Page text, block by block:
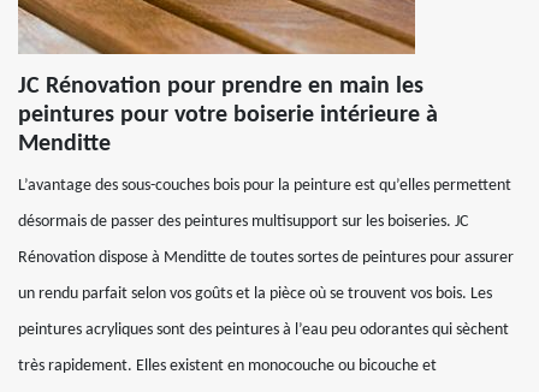
JC Rénovation pour prendre en main les
peintures pour votre boiserie intérieure à
Menditte
L’avantage des sous-couches bois pour la peinture est qu’elles permettent
désormais de passer des peintures multisupport sur les boiseries. JC
Rénovation dispose à Menditte de toutes sortes de peintures pour assurer
un rendu parfait selon vos goûts et la pièce où se trouvent vos bois. Les
peintures acryliques sont des peintures à l’eau peu odorantes qui sèchent
très rapidement. Elles existent en monocouche ou bicouche et